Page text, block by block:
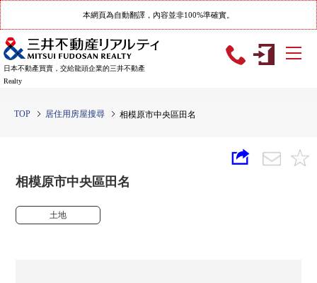
本網頁為自動翻譯，內容並非100%準確實。
日本不動產買賣，交給龍頭企業的三井不動產
Realty
TOP 居住用房屋搜尋 相模原市中央區田名
相模原市中央區田名
土地